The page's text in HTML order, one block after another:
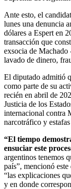
Ante esto, el
lunes una denuncia
dólares a Espert en
transacción que
exsocia de
lavado de dinero,
El diputado admitió
como parte de su
recién en abril de
Justicia de los
internacional contra
narcotráfico y
“El tiempo
ensuciar este
argentinos tenemos
país”, mencionó
“las explicaciones
y en donde